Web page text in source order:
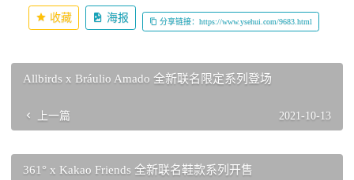
收藏 海报 分享链接：https://www.ysehui.com/9683.html
Allbirds x Bráulio Amado 全新联名限定系列登场
上一篇 2021-10-13
361° x Kakao Friends 全新联名鞋款系列开售